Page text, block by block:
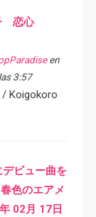
子 恋心
en
3:57
/ Koigokoro
デビュー曲を
色のエアメ
02月 17日